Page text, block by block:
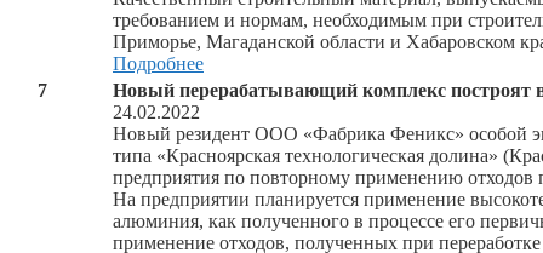
требованием и нормам, необходимым при
Приморье, Магаданской области и Хабаровском
Подробнее
7
Новый перерабатывающий комплекс построят
24.02.2022
Новый резидент ООО «Фабрика Феникс» особой
типа «Красноярская технологическая долина»
предприятия по повторному применению
На предприятии планируется применение
алюминия, как полученного в процессе его
применение отходов, полученных при